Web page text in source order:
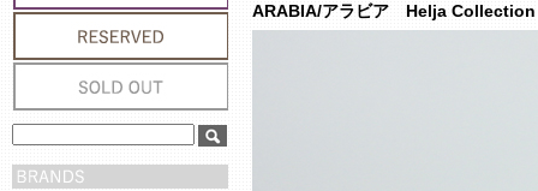
ARABIA/アラビア Helja